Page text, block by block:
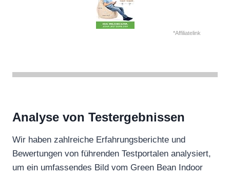
*Affiliatelink
Analyse von Testergebnissen
Wir haben zahlreiche Erfahrungsberichte und
Bewertungen von führenden Testportalen analysiert,
um ein umfassendes Bild vom Green Bean Indoor